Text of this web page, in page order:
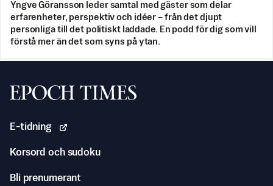
Yngve Göransson leder samtal med gäster som delar
erfarenheter, perspektiv och idéer – från det djupt
personliga till det politiskt laddade. En podd för dig som vill
förstå mer än det som syns på ytan.
Svenska Epoch Times
E-tidning
Korsord och sudoku
Bli prenumerant